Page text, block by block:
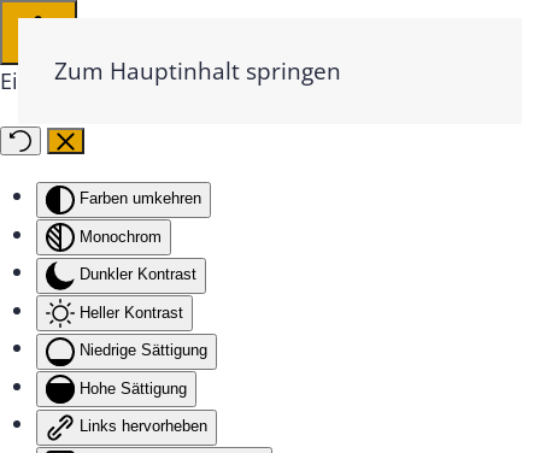
Eingabehilfen öffnen
Farben umkehren
Monochrom
Dunkler Kontrast
Heller Kontrast
Niedrige Sättigung
Hohe Sättigung
Links hervorheben
Zum Hauptinhalt springen